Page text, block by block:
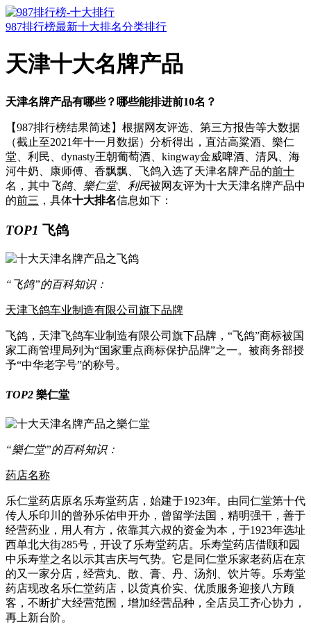
987排行榜最新十大排名分类排行
天津十大名牌产品
天津名牌产品有哪些？哪些能排进前10名？
【987排行榜结果简述】 根据网友评选、第三方报告等大数据
（截止至2021年十一月数据）分析得出，直沽高粱酒、樂仁
堂、利民、dynasty王朝葡萄酒、kingway金威啤酒、清风、海
河牛奶、康师傅、香飘飘、飞鸽入选了天津名牌产品的前十
名，其中 飞鸽、 樂仁堂、 利民被网友评为十大天津名牌产品中
的前三 ，具体十大排名信息如下：
TOP1 飞鸽
“飞鸽”的百科知识：
天津飞鸽车业制造有限公司旗下品牌
飞鸽，天津飞鸽车业制造有限公司旗下品牌，“飞鸽”商标被国
家工商管理局列为“国家重点商标保护品牌”之一。被商务部授
予“中华老字号”的称号。
TOP2 樂仁堂
“樂仁堂”的百科知识：
药店名称
乐仁堂药店原名乐寿堂药店，始建于1923年。由同仁堂第十代
传人乐印川的曾孙乐佑申开办，曾留学法国，精明强干，善于
经营药业，用人有方，依靠其六叔的资金为本，于1923年选址
西单北大街285号，开设了乐寿堂药店。乐寿堂药店借颐和园
中乐寿堂之名以示其吉庆与气势。它是同仁堂乐家老药店在京
的又一家分店，经营丸、散、膏、丹、汤剂、饮片等。乐寿堂
药店现改名乐仁堂药店，以货真价实、优质服务迎接八方顾
客，不断扩大经营范围，增加经营品种，全店员工齐心协力，
再上新台阶。